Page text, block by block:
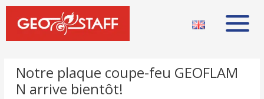
Notre plaque coupe-feu GEOFLAM
N arrive bientôt!